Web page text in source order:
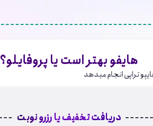
هایفو بهتر است یا پروفایلو؟
دریافت تخفیف یا رزرو نوبت